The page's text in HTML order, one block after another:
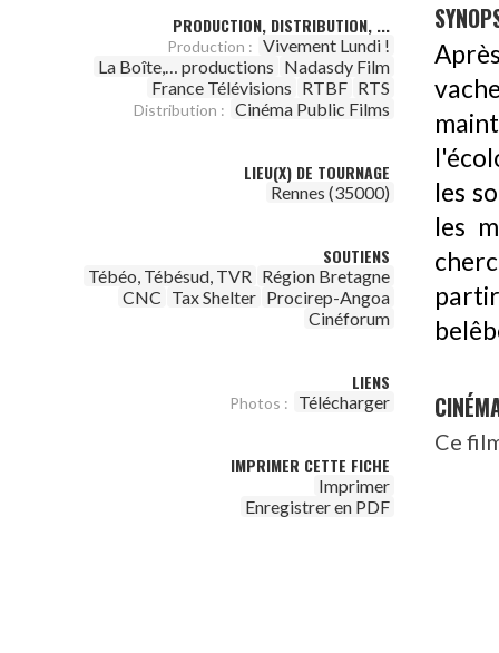
PRODUCTION, DISTRIBUTION, ...
Production : Vivement Lundi !
La Boîte,… productions Nadasdy Film
France Télévisions RTBF RTS
Distribution : Cinéma Public Films
LIEU(X) DE TOURNAGE
Rennes (35000)
SOUTIENS
Tébéo, Tébésud, TVR Région Bretagne
CNC Tax Shelter Procirep-Angoa
Cinéforum
LIENS
Photos : Télécharger
IMPRIMER CETTE FICHE
Imprimer
Enregistrer en PDF
les
les
Ce